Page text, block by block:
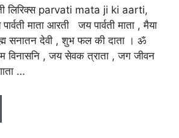
लिरिक्स parvati mata ji ki aarti,
माता आरती जय पार्वती माता , मैया
सनातन देवी , शुभ फल की दाता । ॐ
, जय सेवक त्राता , जग जीवन
…